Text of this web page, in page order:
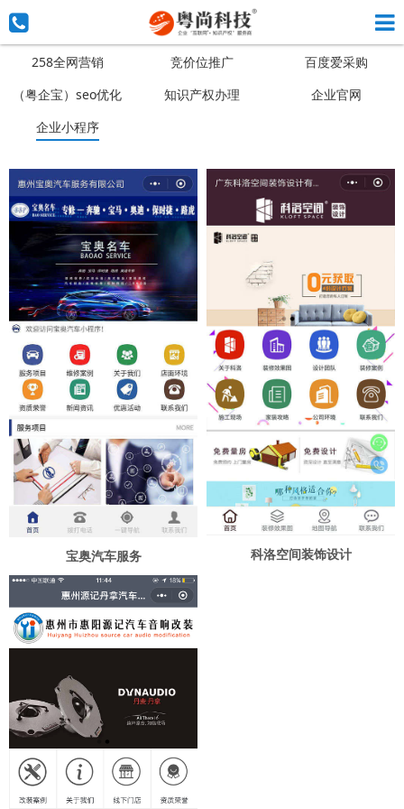
258全网营销 竞价位推广
百度爱采购
（粤企宝）seo优化
知识产权办理
企业官网
企业小程序
宝奥汽车服务 科洛空间装饰设计